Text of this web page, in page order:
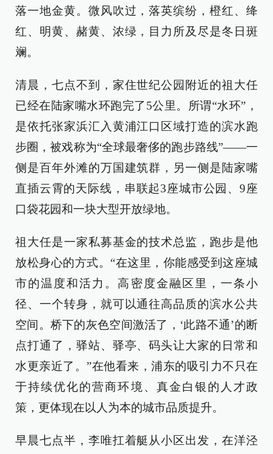
落一地金黄。微风吹过，落英缤纷，橙红、绛
红、明黄、赭黄、浓绿，目力所及尽是冬日斑
斓。
清晨，七点不到，家住世纪公园附近的祖大任
已经在陆家嘴水环跑完了5公里。所谓“水环”，
是依托张家浜汇入黄浦江口区域打造的滨水跑
步圈，被戏称为“全球最奢侈的跑步路线”——一
侧是百年外滩的万国建筑群，另一侧是陆家嘴
直插云霄的天际线，串联起3座城市公园、9座
口袋花园和一块大型开放绿地。
祖大任是一家私募基金的技术总监，跑步是他
放松身心的方式。“在这里，你能感受到这座城
市的温度和活力。高密度金融区里，一条小
径、一个转身，就可以通往高品质的滨水公共
空间。桥下的灰色空间激活了，‘此路不通’的断
点打通了，驿站、驿亭、码头让大家的日常和
水更亲近了。”在他看来，浦东的吸引力不只在
于持续优化的营商环境、真金白银的人才政
策，更体现在以人为本的城市品质提升。
早晨七点半，李唯扛着艇从小区出发，在洋泾